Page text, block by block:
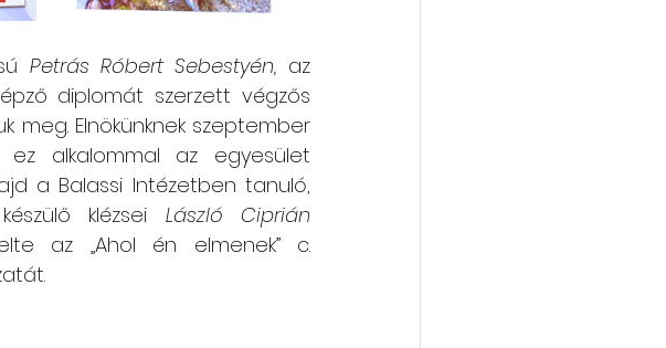
Petrás Róbert Sebestyén, az
diplomát szerzett végzős
meg. Elnökünknek szeptember
alkalommal az egyesület
a Balassi Intézetben tanuló,
klézsei László Ciprián
az „Ahol én elmenek” c.